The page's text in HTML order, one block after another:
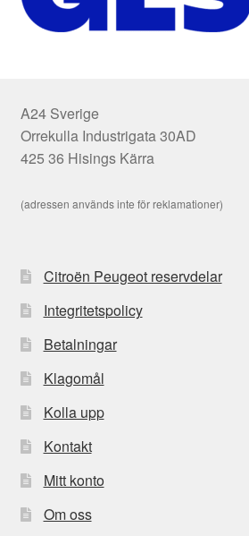
A24 Sverige
Orrekulla Industrigata 30AD
425 36 Hisings Kärra
(adressen används inte för reklamationer)
Citroën Peugeot reservdelar
Integritetspolicy
Betalningar
Klagomål
Kolla upp
Kontakt
Mitt konto
Om oss